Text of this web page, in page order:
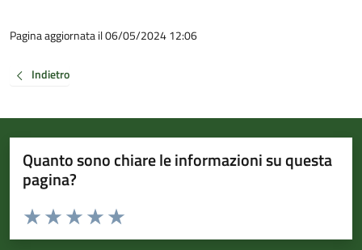
Pagina aggiornata il 06/05/2024 12:06
Indietro
Quanto sono chiare le informazioni su questa
pagina?
Valuta da 1 a 5 stelle la pagina
Valuta 5 stelle su 5
Valuta 4 stelle su 5
Valuta 3 stelle su 5
Valuta 2 stelle su 5
Valuta 1 stelle su 5